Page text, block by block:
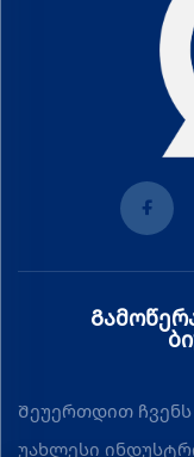
Შეუერთდით
უახლესი